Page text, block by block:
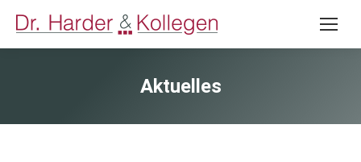
Aktuelles